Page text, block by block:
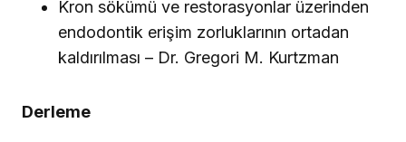
Kron sökümü ve restorasyonlar üzerinden
endodontik erişim zorluklarının ortadan
kaldırılması – Dr. Gregori M. Kurtzman
Derleme